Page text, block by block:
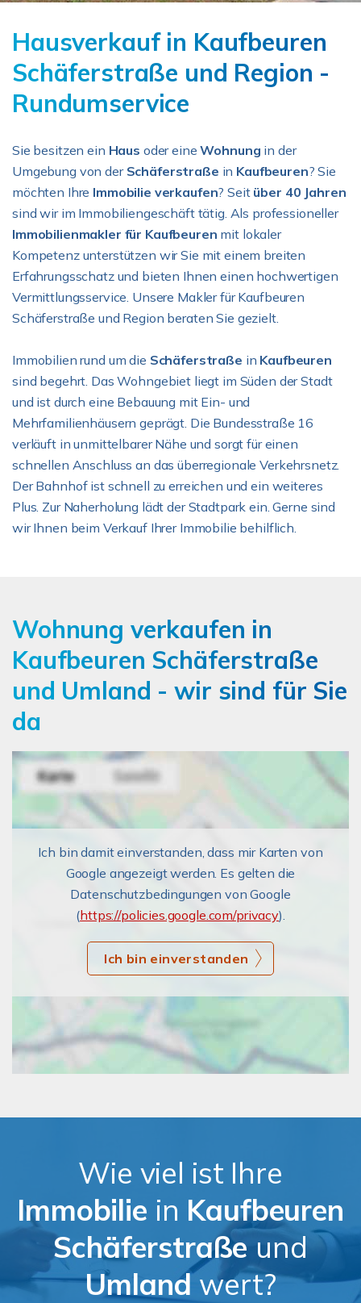
Hausverkauf in Kaufbeuren
Schäferstraße und Region -
Rundumservice
Sie besitzen ein Haus oder eineWohnung in der
Umgebung von der Schäferstraße in Kaufbeuren? Sie
möchten Ihre Immobilie verkaufen? Seitüber 40 Jahren
sind wir im Immobiliengeschäft tätig. Als professioneller
Immobilienmakler für Kaufbeuren mit lokaler
Kompetenz unterstützen wir Sie mit einem breiten
Erfahrungsschatz und bieten Ihnen einen hochwertigen
Vermittlungsservice. Unsere Makler für Kaufbeuren
Schäferstraße und Region beraten Sie gezielt.
Immobilien rund um die Schäferstraße in Kaufbeuren
sind begehrt. Das Wohngebiet liegt im Süden der Stadt
und ist durch eine Bebauung mit Ein- und
Mehrfamilienhäusern geprägt. Die Bundesstraße 16
verläuft in unmittelbarer Nähe und sorgt für einen
schnellen Anschluss an das überregionale Verkehrsnetz.
Der Bahnhof ist schnell zu erreichen und ein weiteres
Plus. Zur Naherholung lädt der Stadtpark ein. Gerne sind
wir Ihnen beim Verkauf Ihrer Immobilie behilflich.
Wohnung verkaufen in
Kaufbeuren Schäferstraße
und Umland - wir sind für Sie
da
Ich bin damit einverstanden, dass mir Karten von
Google angezeigt werden. Es gelten die
Datenschutzbedingungen von Google
(https://policies.google.com/privacy).
Ich bin einverstanden
Wie viel ist Ihre
Immobilie in Kaufbeuren
Schäferstraße und
Umlandwert?